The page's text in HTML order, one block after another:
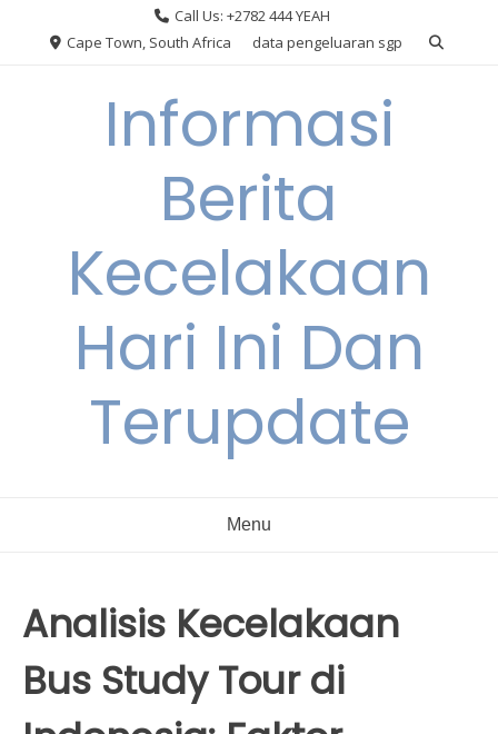
Call Us: +2782 444 YEAH
Cape Town, South Africa
data pengeluaran sgp
Informasi
Berita
Kecelakaan
Hari Ini Dan
Terupdate
Menu
Analisis Kecelakaan
Bus Study Tour di